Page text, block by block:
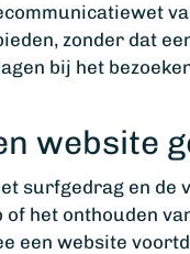
zonder dat
bij het
website
surfgedrag en
het onthouden
een website